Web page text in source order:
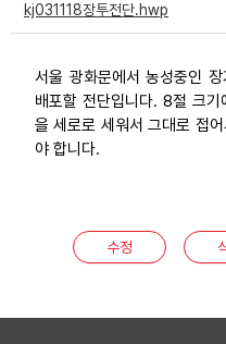
kj031118장투전단.hwp
서울 광화문에서 농성중인
배포할 전단입니다. 8절 크
을 세로로 세워서 그대로 접
야 합니다.
수정
미디어자료
카드뉴스